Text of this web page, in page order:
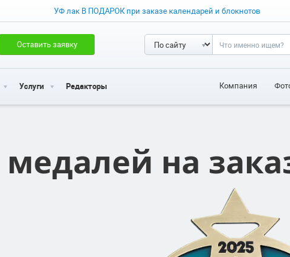
УФ лак В ПОДАРОК при заказе календарей и блокнотов
Оставить заявку
Услуги Редакторы Компания
на